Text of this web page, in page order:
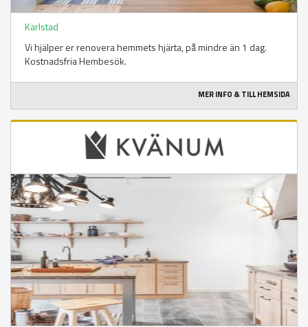
Karlstad
Vi hjälper er renovera hemmets hjärta, på mindre än 1 dag.
Kostnadsfria Hembesök.
MER INFO & TILL HEMSIDA